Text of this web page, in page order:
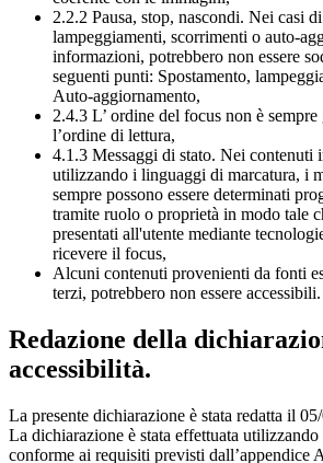
2.2.2 Pausa, stop, nascondi. Nei casi
lampeggiamenti, scorrimenti o auto-
informazioni, potrebbero non essere
seguenti punti: Spostamento,
Auto-aggiornamento,
2.4.3 L’ ordine del focus non è
l’ordine di lettura,
4.1.3 Messaggi di stato. Nei contenuti
utilizzando i linguaggi di marcatura, i
sempre possono essere determinati
tramite ruolo o proprietà in modo tale
presentati all'utente mediante
ricevere il focus,
Alcuni contenuti provenienti da fonti
terzi, potrebbero non essere accessibili.
Redazione della
accessibilità.
La presente dichiarazione è stata redatta il
La dichiarazione è stata effettuata
conforme ai requisiti previsti dall’appendice